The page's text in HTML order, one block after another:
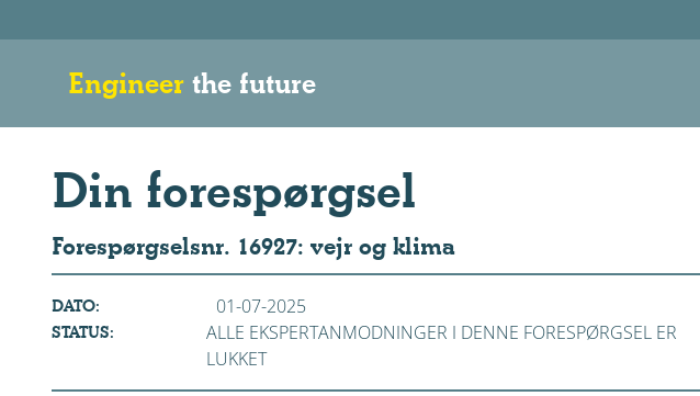
Engineer the future
Din forespørgsel
Forespørgselsnr. 16927: vejr og klima
DATO: 01-07-2025
STATUS:
ALLE EKSPERTANMODNINGER I DENNE FORESPØRGSEL ER
LUKKET